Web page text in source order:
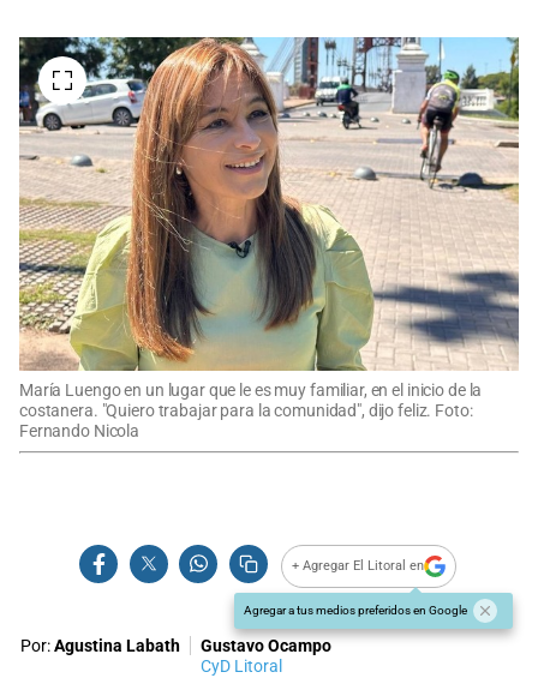
María Luengo en un lugar que le es muy familiar, en el inicio de la
costanera. "Quiero trabajar para la comunidad", dijo feliz. Foto:
Fernando Nicola
+ Agregar El Litoral en
Agregar a tus medios preferidos en Google
Por:Agustina Labath
Gustavo Ocampo
CyD Litoral